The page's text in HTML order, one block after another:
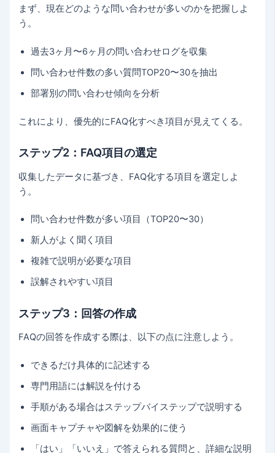
まず、現在どのような問い合わせが多いのかを把握しよ
う。
過去3ヶ月〜6ヶ月の問い合わせログを収集
問い合わせ件数の多い質問TOP20〜30を抽出
部署別の問い合わせ傾向を分析
これにより、優先的にFAQ化すべき項目が見えてくる。
ステップ2：FAQ項目の選定
収集したデータに基づき、FAQ化する項目を選定しよ
う。
問い合わせ件数が多い項目（TOP20〜30）
新人がよく聞く項目
複雑で説明が必要な項目
誤解されやすい項目
ステップ3：回答の作成
FAQの回答を作成する際は、以下の点に注意しよう。
できるだけ具体的に記述する
専門用語には解説を付ける
手順がある場合はステップバイステップで説明する
画面キャプチャや図解を効果的に使う
「はい」「いいえ」で答えられる質問と、詳細な説明